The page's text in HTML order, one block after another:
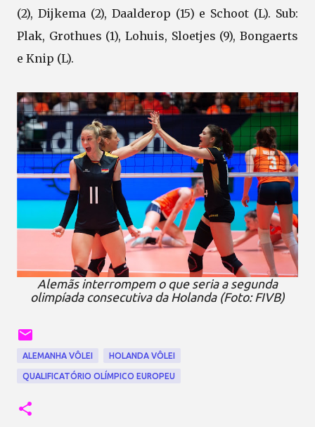
(2), Dijkema (2), Daalderop (15) e Schoot (L). Sub:
Plak, Grothues (1), Lohuis, Sloetjes (9), Bongaerts
e Knip (L).
Alemãs interrompem o que seria a segunda
olimpíada consecutiva da Holanda (Foto: FIVB)
ALEMANHA VÔLEI HOLANDA VÔLEI
QUALIFICATÓRIO OLÍMPICO EUROPEU